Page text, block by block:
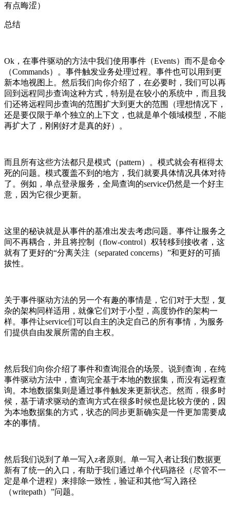
有点晦涩）
总结
Ok，在事件驱动的方法中我们使用事件（Events）而不是命令
（Commands）。事件触发业务处理过程。事件也可以用到更
新本地视图上。然后我们向你介绍了，在必要时，我们可以再
回到远程同步查询这种方式，特别是在较小的系统中，而且我
们还将远程同步查询的范围扩大到更大的范围（理想情况下，
还是要仅限于单个独立的上下文，也就是单个领域模型，不能
再扩大了，刚刚好才是真的好）。
而且所有这些方法都只是模式（pattern）。模式就会有框得太
死的问题。模式覆盖不到的地方，我们就要具体情况具体对待
了。例如，单点登录服务，全局查询的service仍然是一个好主
意，因为它很少更新。
这里的秘诀就是从事件的基准出发去考虑问题。事件让服务之
间不再耦合，并且将控制（flow-control）权转移到接收者，这
就有了更好的“分离关注（separated concerns）”和更好的可插
拔性。
关于事件驱动方法的另一个有趣的事情是，它们对于大型，复
杂的架构同样适用，就像它们对于小型，高度协作的架构一
样。事件让service们可以自主的决定自己的所有事情，为服务
们提供自由发展所需的自主权。
然后我们向你介绍了事件和查询混合的场景。说到查询，在纯
事件驱动方法中，查询完全基于本地的数据集，而没有远程查
询。本地数据集则是通过事件触发来更新状态。然而，很多时
候，基于请求驱动的查询方式在很多时候也是比较方便的，因
为本地数据集的方式，状态的同步更新确实是一件更加需要成
本的事情。
然后我们说到了单一写入z者原则。单一写入者让我们数据更
新有了统一的入口，有助于我们通过单个代码路径（尽管不一
定是单个进程）来排除一致性，验证和其他“写入路径
（writepath）”问题。